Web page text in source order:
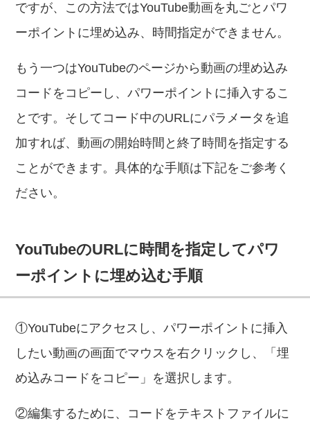
ですが、この方法ではYouTube動画を丸ごとパワ
ーポイントに埋め込み、時間指定ができません。
もう一つはYouTubeのページから動画の埋め込み
コードをコピーし、パワーポイントに挿入するこ
とです。そしてコード中のURLにパラメータを追
加すれば、動画の開始時間と終了時間を指定する
ことができます。具体的な手順は下記をご参考く
ださい。
YouTubeのURLに時間を指定してパワ
ーポイントに埋め込む手順
①YouTubeにアクセスし、パワーポイントに挿入
したい動画の画面でマウスを右クリックし、「埋
め込みコードをコピー」を選択します。
②編集するために、コードをテキストファイルに